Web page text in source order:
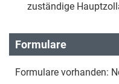
zuständige
Formulare
Formulare vorhanden: